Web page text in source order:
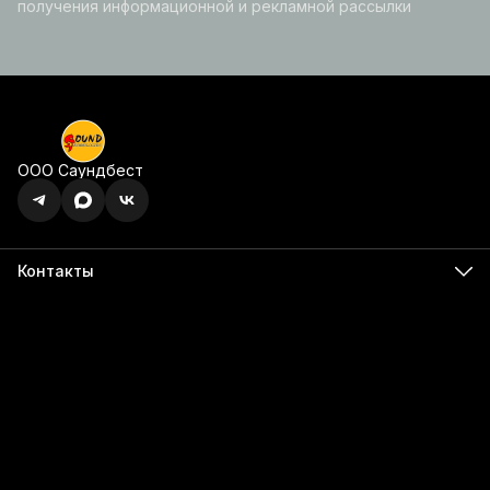
получения информационной и рекламной рассылки
ООО Саундбест
Контакты